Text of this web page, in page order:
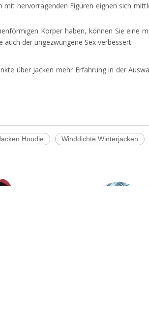
mit hervorragenden Figuren eignen sich
Körper haben, können Sie eine
der ungezwungene Sex verbessert.
über Jacken mehr Erfahrung in der
Hoodie Winddichte Winterjacken